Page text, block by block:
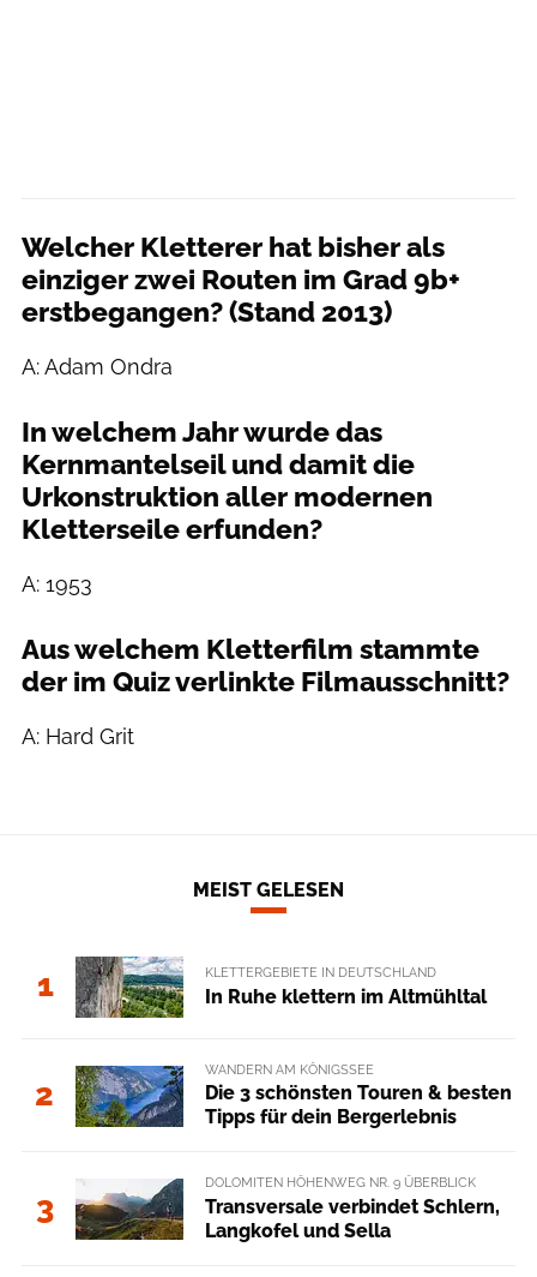
Welcher Kletterer hat bisher als
einziger zwei Routen im Grad 9b+
erstbegangen? (Stand 2013)
A: Adam Ondra
In welchem Jahr wurde das
Kernmantelseil und damit die
Urkonstruktion aller modernen
Kletterseile erfunden?
A: 1953
Aus welchem Kletterfilm stammte
der im Quiz verlinkte Filmausschnitt?
A: Hard Grit
MEIST GELESEN
1 KLETTERGEBIETE IN DEUTSCHLAND
In Ruhe klettern im Altmühltal
2
WANDERN AM KÖNIGSSEE
Die 3 schönsten Touren & besten
Tipps für dein Bergerlebnis
3
DOLOMITEN HÖHENWEG NR. 9 ÜBERBLICK
Transversale verbindet Schlern,
Langkofel und Sella